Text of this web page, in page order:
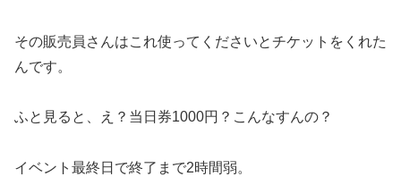
その販売員さんはこれ使ってくださいとチケットをくれた
んです。
ふと見ると、え？当日券1000円？こんなすんの？
イベント最終日で終了まで2時間弱。